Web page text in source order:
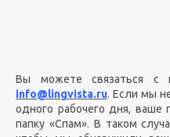
Вы можете связаться с
info@lingvista.ru. Если мы
одного рабочего дня, ваше
папку «Спам». В таком